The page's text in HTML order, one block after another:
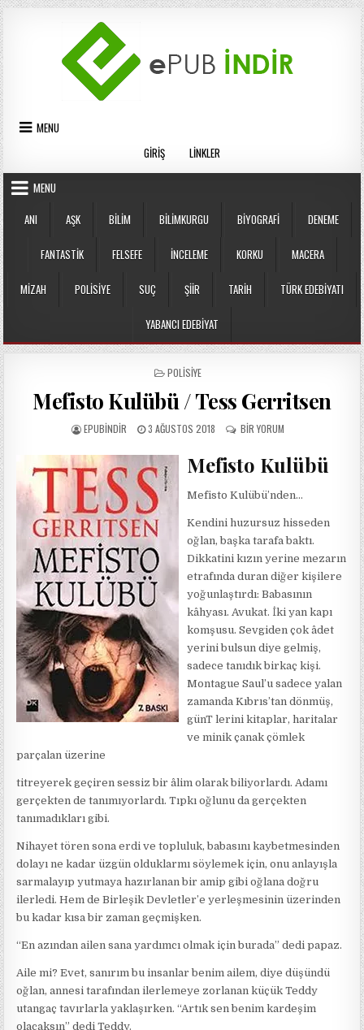
Skip
to
content
MENU
GIRIŞ
LINKLER
MENU
ANI
AŞK BILIM BILIMKURGU BIYOGRAFI DENEME
FANTASTIK FELSEFE İNCELEME KORKU MACERA
MIZAH POLISIYE SUÇ ŞIIR TARIH TÜRK EDEBIYATI
YABANCI EDEBIYAT
POSTED
POLISIYE
Mefisto Kulübü / Tess Gerritsen
AUTHOR:
EPUBINDIR
PUBLISHED
3 AĞUSTOS 2018
MEFISTO
TESS
IÇIN
BIR YORUM
Mefisto Kulübü
Mefisto Kulübü’nden…
Kendini huzursuz hisseden
oğlan, başka tarafa baktı.
Dikkatini kızın yerine mezarın
etrafında duran diğer kişilere
yoğunlaştırdı: Babasının
kâhyası. Avukat. İki yan kapı
komşusu. Sevgiden çok âdet
yerini bulsun diye gelmiş,
sadece tanıdık birkaç kişi.
Montague Saul’u sadece yalan
zamanda Kıbrıs’tan dönmüş,
günT lerini kitaplar, haritalar
ve minik çanak çömlek
parçalan üzerine
titreyerek geçiren sessiz bir âlim olarak biliyorlardı. Adamı
gerçekten de tanımıyorlardı. Tıpkı oğlunu da gerçekten
tanımadıkları gibi.
Nihayet tören sona erdi ve topluluk, babasını kaybetmesinden
dolayı ne kadar üzgün olduklarmı söylemek için, onu anlayışla
sarmalayıp yutmaya hazırlanan bir amip gibi oğlana doğru
ilerledi. Hem de Birleşik Devletler’e yerleşmesinin üzerinden
bu kadar kısa bir zaman geçmişken.
“En azından ailen sana yardımcı olmak için burada” dedi papaz.
Aile mi? Evet, sanırım bu insanlar benim ailem, diye düşündü
oğlan, annesi tarafından ilerlemeye zorlanan küçük Teddy
utangaç tavırlarla yaklaşırken. “Artık sen benim kardeşim
olacaksın” dedi Teddy.